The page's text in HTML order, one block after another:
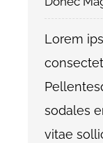
Lorem
sodales
vitae